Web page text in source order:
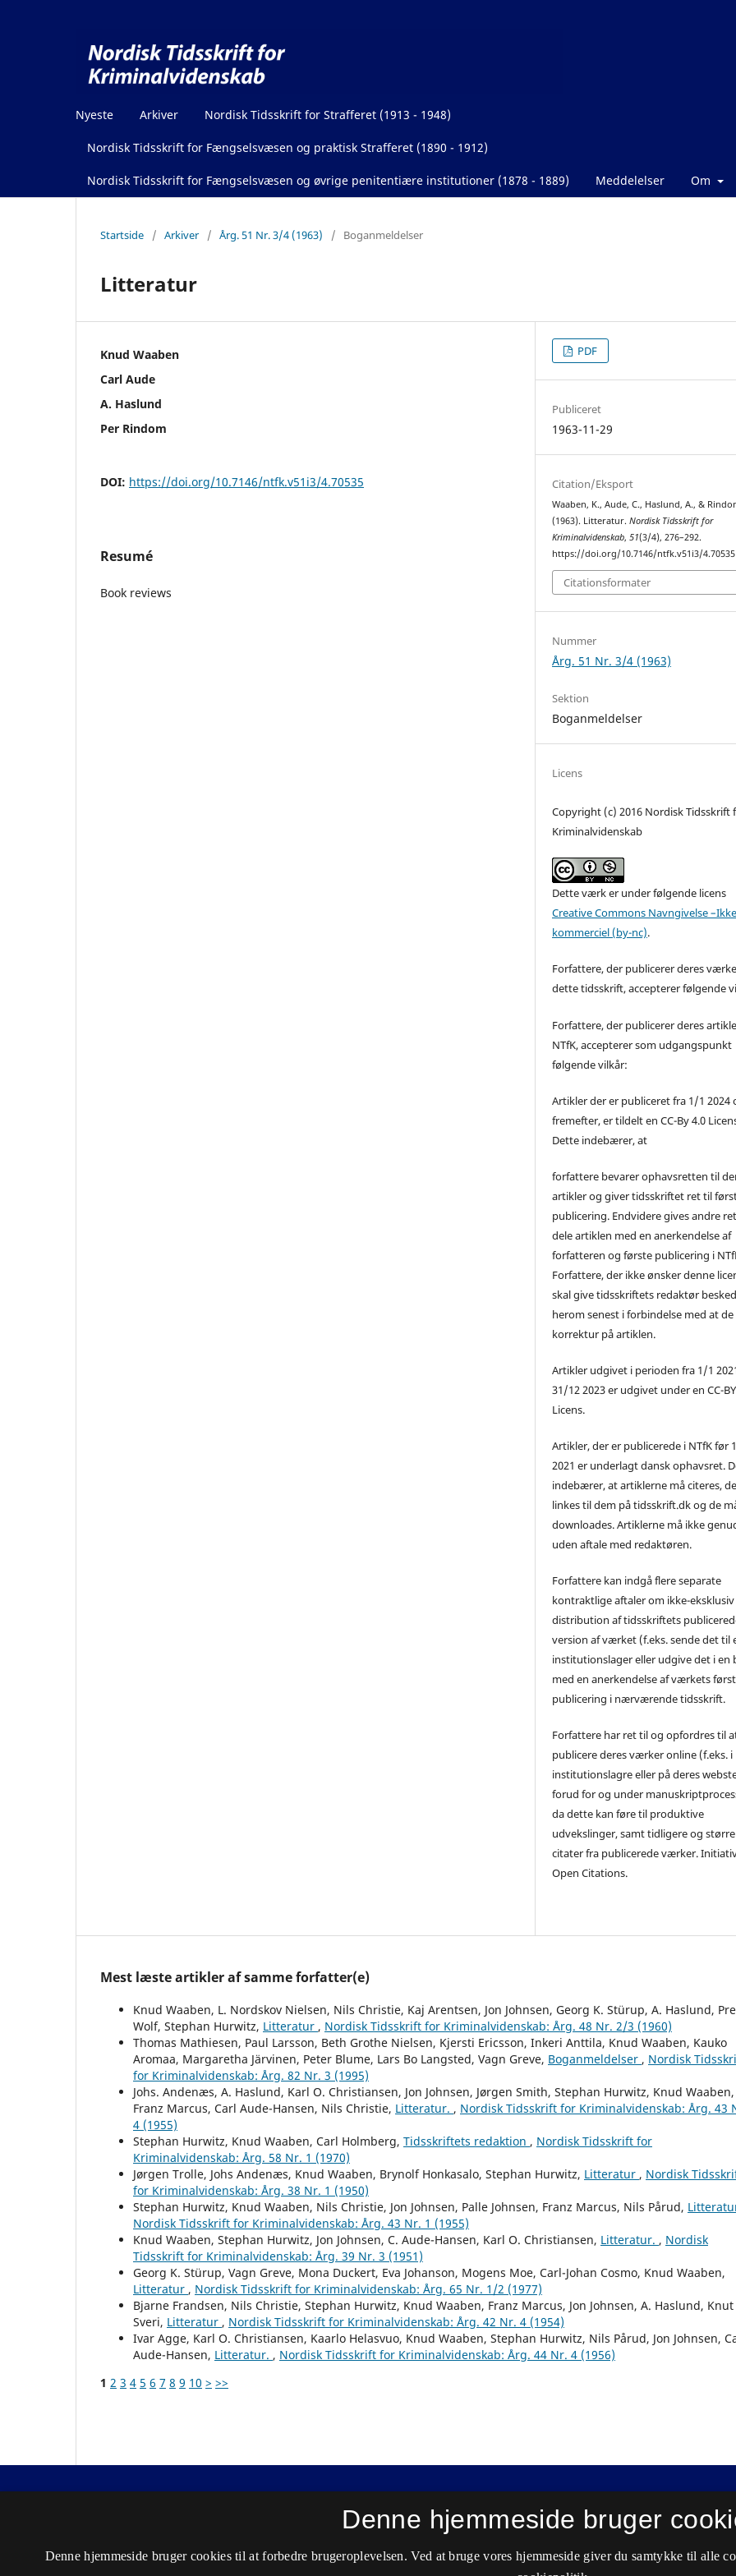
Nyeste Arkiver Nordisk Tidsskrift for Strafferet (1913 - 1948)
Nordisk Tidsskrift for Fængselsvæsen og praktisk Strafferet (1890 - 1912)
Nordisk Tidsskrift for Fængselsvæsen og øvrige penitentiære institutioner (1878 - 1889) Meddelelser Om
Startside / Arkiver / Årg. 51 Nr. 3/4 (1963) / Boganmeldelser
Litteratur
Knud Waaben
Carl Aude
A. Haslund
Per Rindom
DOI: https://doi.org/10.7146/ntfk.v51i3/4.70535
Resumé
Book reviews
PDF
Publiceret
1963-11-29
Citation/Eksport
Waaben, K., Aude, C., Haslund, A., &
(1963). Litteratur.Nordisk Tidsskrift for
Kriminalvidenskab,51(3/4), 276–292.
https://doi.org/10.7146/ntfk.v51i3/4.70535
Citationsformater
Nummer
Årg. 51 Nr. 3/4 (1963)
Sektion
Boganmeldelser
Licens
Copyright (c) 2016 Nordisk Tidsskrift
Kriminalvidenskab
Dette værk er under følgende licens
Creative Commons Navngivelse
kommerciel (by-nc).
Forfattere, der publicerer deres
dette tidsskrift, accepterer følgende
Forfattere, der publicerer deres
NTfK, accepterer som udgangspunkt
følgende vilkår:
Artikler der er publiceret fra 1/1 2024
fremefter, er tildelt en CC-By 4.0
Dette indebærer, at
forfattere bevarer ophavsretten til
artikler og giver tidsskriftet ret til
publicering. Endvidere gives andre
dele artiklen med en anerkendelse af
forfatteren og første publicering i
Forfattere, der ikke ønsker denne
skal give tidsskriftets redaktør besked
herom senest i forbindelse med at
korrektur på artiklen.
Artikler udgivet i perioden fra 1/1
31/12 2023 er udgivet under en CC-
Licens.
Artikler, der er publicerede i NTfK før
2021 er underlagt dansk ophavsret.
indebærer, at artiklerne må citeres,
linkes til dem på tidsskrift.dk og de
downloades. Artiklerne må ikke
uden aftale med redaktøren.
Forfattere kan indgå flere separate
kontraktlige aftaler om ikke-eksklusiv
distribution af tidsskriftets
version af værket (f.eks. sende det til
institutionslager eller udgive det i en
med en anerkendelse af værkets
publicering i nærværende tidsskrift.
Forfattere har ret til og opfordres til
publicere deres værker online (f.eks. i
institutionslagre eller på deres
forud for og under
da dette kan føre til produktive
udvekslinger, samt tidligere og større
citater fra publicerede værker.
Open Citations.
Mest læste artikler af samme forfatter(e)
Knud Waaben, L. Nordskov Nielsen, Nils Christie, Kaj Arentsen, Jon Johnsen, Georg K. Stürup, A. Haslund,
Wolf, Stephan Hurwitz, Litteratur , Nordisk Tidsskrift for Kriminalvidenskab: Årg. 48 Nr. 2/3 (1960)
Thomas Mathiesen, Paul Larsson, Beth Grothe Nielsen, Kjersti Ericsson, Inkeri Anttila, Knud Waaben, Kauko
Aromaa, Margaretha Järvinen, Peter Blume, Lars Bo Langsted, Vagn Greve, Boganmeldelser , Nordisk
for Kriminalvidenskab: Årg. 82 Nr. 3 (1995)
Johs. Andenæs, A. Haslund, Karl O. Christiansen, Jon Johnsen, Jørgen Smith, Stephan Hurwitz, Knud Waaben,
Franz Marcus, Carl Aude-Hansen, Nils Christie, Litteratur. , Nordisk Tidsskrift for Kriminalvidenskab: Årg. 43
4 (1955)
Stephan Hurwitz, Knud Waaben, Carl Holmberg, Tidsskriftets redaktion , Nordisk Tidsskrift for
Kriminalvidenskab: Årg. 58 Nr. 1 (1970)
Jørgen Trolle, Johs Andenæs, Knud Waaben, Brynolf Honkasalo, Stephan Hurwitz, Litteratur , Nordisk
for Kriminalvidenskab: Årg. 38 Nr. 1 (1950)
Stephan Hurwitz, Knud Waaben, Nils Christie, Jon Johnsen, Palle Johnsen, Franz Marcus, Nils Pårud,
Nordisk Tidsskrift for Kriminalvidenskab: Årg. 43 Nr. 1 (1955)
Knud Waaben, Stephan Hurwitz, Jon Johnsen, C. Aude-Hansen, Karl O. Christiansen, Litteratur. , Nordisk
Tidsskrift for Kriminalvidenskab: Årg. 39 Nr. 3 (1951)
Georg K. Stürup, Vagn Greve, Mona Duckert, Eva Johanson, Mogens Moe, Carl-Johan Cosmo, Knud Waaben,
Litteratur , Nordisk Tidsskrift for Kriminalvidenskab: Årg. 65 Nr. 1/2 (1977)
Bjarne Frandsen, Nils Christie, Stephan Hurwitz, Knud Waaben, Franz Marcus, Jon Johnsen, A. Haslund, Knut
Sveri, Litteratur , Nordisk Tidsskrift for Kriminalvidenskab: Årg. 42 Nr. 4 (1954)
Ivar Agge, Karl O. Christiansen, Kaarlo Helasvuo, Knud Waaben, Stephan Hurwitz, Nils Pårud, Jon Johnsen,
Aude-Hansen, Litteratur. , Nordisk Tidsskrift for Kriminalvidenskab: Årg. 44 Nr. 4 (1956)
1 2 3 4 5 6 7 8 9 10 > >>
Nordisk Tidsskrift for Kriminalvidenskab
ISSN 2446-3051 (Online)
Denne hjemmeside bruger
Denne hjemmeside bruger cookies til at forbedre brugeroplevelsen. Ved at bruge vores hjemmeside giver du samtykke til alle